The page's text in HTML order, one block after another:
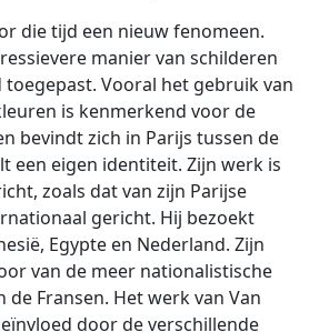
die tijd een nieuw fenomeen.
manier van schilderen
Vooral het gebruik van
is kenmerkend voor de
bevindt zich in Parijs tussen de
een eigen identiteit. Zijn werk is
zoals dat van zijn Parijse
gericht. Hij bezoekt
Egypte en Nederland. Zijn
van de meer nationalistische
Fransen. Het werk van Van
door de verschillende